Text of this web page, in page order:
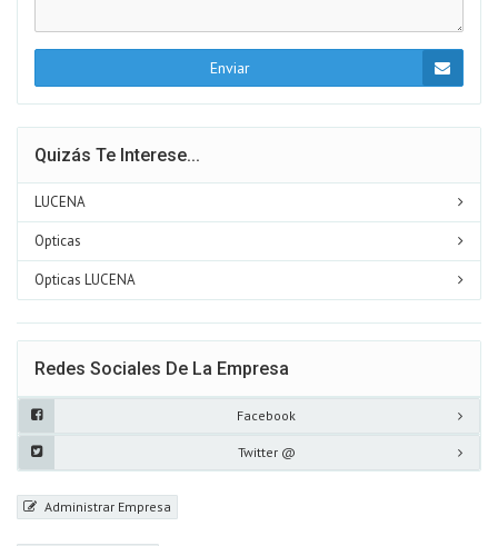
Enviar
Quizás Te Interese...
LUCENA
Opticas
Opticas LUCENA
Redes Sociales De La Empresa
Facebook
Twitter @
Administrar Empresa